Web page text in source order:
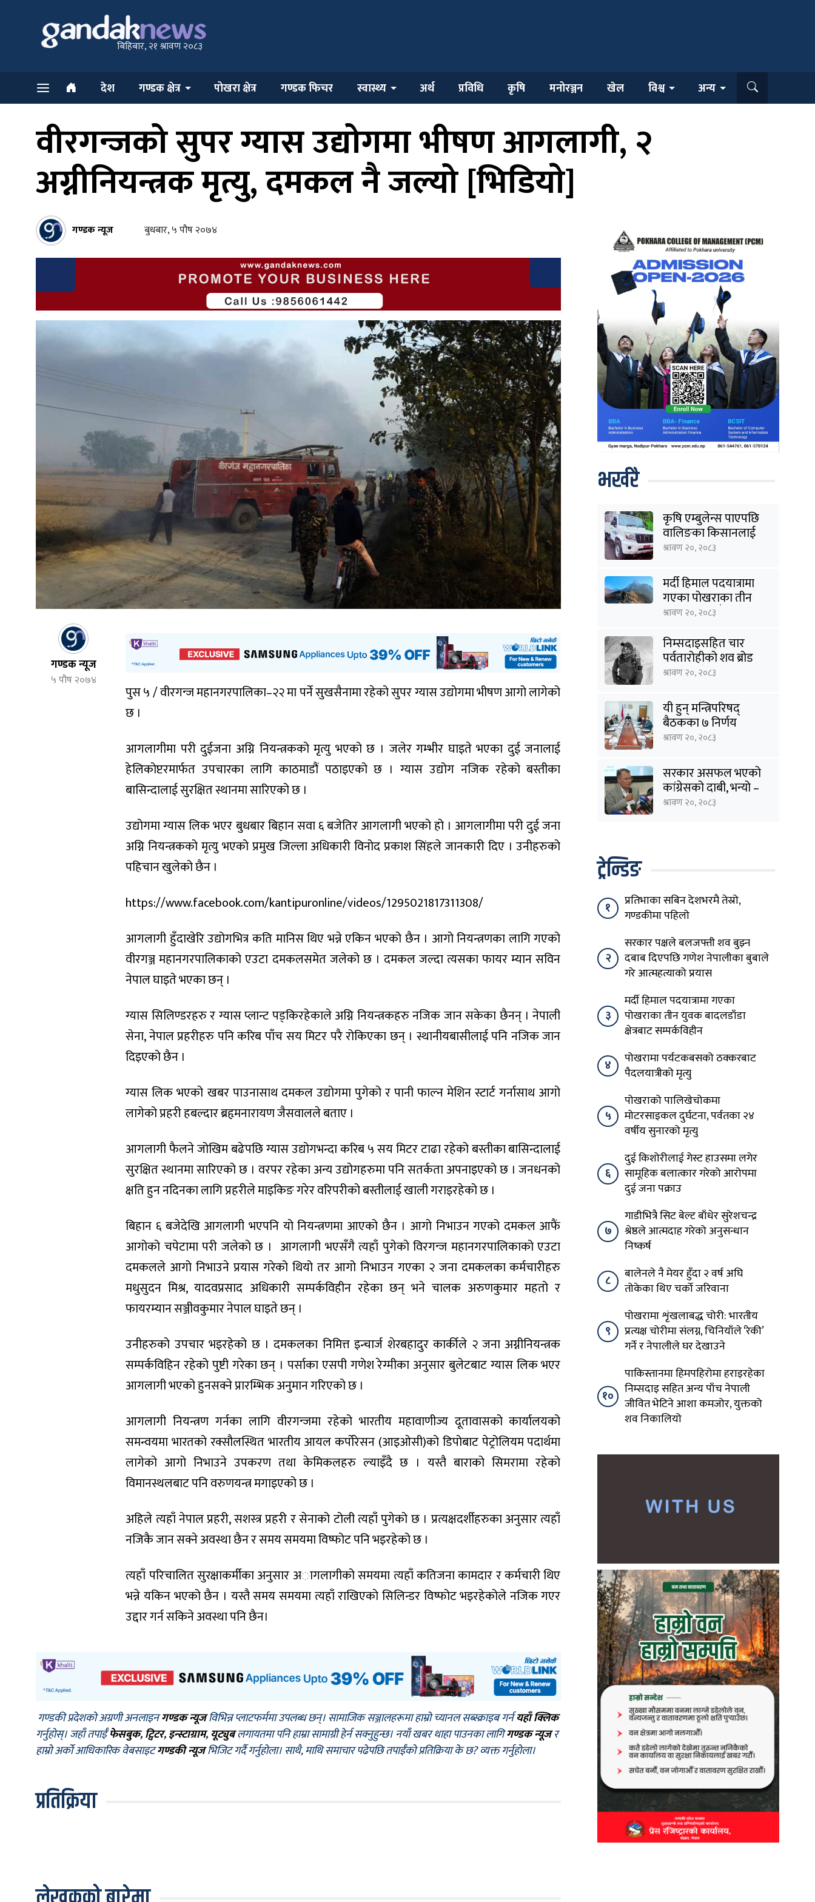
बिहिबार, २१ श्रावण २०८३
देश गण्डक क्षेत्र पोखरा क्षेत्र गण्डक फिचर स्वास्थ्य अर्थ प्रविधि कृषि मनोरञ्जन खेल विश्व अन्य
वीरगन्जको सुपर ग्यास उद्योगमा भीषण आगलागी, २
अग्नीनियन्त्रक मृत्यु, दमकल नै जल्यो [भिडियाे]
गण्डक न्यूज बुधबार, ५ पौष २०७४
गण्डक न्यूज
५ पौष २०७४
पुस ५ / वीरगन्ज महानगरपालिका–२२ मा पर्ने सुखसैनामा रहेको सुपर ग्यास उद्योगमा भीषण आगो लागेको
छ ।
आगलागीमा परी दुईजना अग्नि नियन्त्रकको मृत्यु भएको छ । जलेर गम्भीर घाइते भएका दुई जनालाई
हेलिकोप्टरमार्फत उपचारका लागि काठमाडौं पठाइएको छ । ग्यास उद्योग नजिक रहेको बस्तीका
बासिन्दालाई सुरक्षित स्थानमा सारिएको छ ।
उद्योगमा ग्यास लिक भएर बुधबार बिहान सवा ६ बजेतिर आगलागी भएको हो । आगलागीमा परी दुई जना
अग्नि नियन्त्रकको मृत्यु भएको प्रमुख जिल्ला अधिकारी विनोद प्रकाश सिंहले जानकारी दिए । उनीहरुको
पहिचान खुलेको छैन ।
https://www.facebook.com/kantipuronline/videos/1295021817311308/
आगलागी हुँदाखेरि उद्योगभित्र कति मानिस थिए भन्ने एकिन भएको छैन । आगो नियन्त्रणका लागि गएको
वीरगञ्ज महानगरपालिकाको एउटा दमकलसमेत जलेको छ । दमकल जल्दा त्यसका फायर म्यान सविन
नेपाल घाइते भएका छन् ।
ग्यास सिलिण्डरहरु र ग्यास प्लान्ट पड्किरहेकाले अग्नि नियन्त्रकहरु नजिक जान सकेका छैनन् । नेपाली
सेना, नेपाल प्रहरीहरु पनि करिब पाँच सय मिटर परै रोकिएका छन् । स्थानीयबासीलाई पनि नजिक जान
दिइएको छैन ।
ग्यास लिक भएको खबर पाउनासाथ दमकल उद्योगमा पुगेको र पानी फाल्न मेशिन स्टार्ट गर्नासाथ आगो
लागेको प्रहरी हबल्दार ब्रहृमनारायण जैसवालले बताए ।
आगलागी फैलने जोखिम बढेपछि ग्यास उद्योगभन्दा करिब ५ सय मिटर टाढा रहेको बस्तीका बासिन्दालाई
सुरक्षित स्थानमा सारिएको छ । वरपर रहेका अन्य उद्योगहरुमा पनि सतर्कता अपनाइएको छ । जनधनको
क्षति हुन नदिनका लागि प्रहरीले माइकिङ गरेर वरिपरीको बस्तीलाई खाली गराइरहेको छ ।
बिहान ६ बजेदेखि आगलागी भएपनि यो नियन्त्रणमा आएको छैन । आगो निभाउन गएको दमकल आफैं
आगोको चपेटामा परी जलेको छ । आगलागी भएसँगै त्यहाँ पुगेको विरगन्ज महानगरपालिकाको एउटा
दमकलले आगो निभाउने प्रयास गरेको थियो तर आगो निभाउन गएका २ जना दमकलका कर्मचारीहरु
मधुसुदन मिश्र, यादवप्रसाद अधिकारी सम्पर्कविहीन रहेका छन् भने चालक अरुणकुमार महतो र
फायरम्यान सञ्जीवकुमार नेपाल घाइते छन् ।
उनीहरुको उपचार भइरहेको छ । दमकलका निमित्त इन्चार्ज शेरबहादुर कार्कीले २ जना अग्नीनियन्त्रक
सम्पर्कविहिन रहेको पुष्टी गरेका छन् । पर्साका एसपी गणेश रेग्मीका अनुसार बुलेटबाट ग्यास लिक भएर
आगलागी भएको हुनसक्ने प्रारम्भिक अनुमान गरिएको छ ।
आगलागी नियन्त्रण गर्नका लागि वीरगन्जमा रहेको भारतीय महावाणीज्य दूतावासको कार्यालयको
समन्वयमा भारतको रक्सौलस्थित भारतीय आयल कर्पोरेसन (आइओसी)को डिपोबाट पेट्रोलियम पदार्थमा
लागेको आगो निभाउने उपकरण तथा केमिकलहरु ल्याइँदै छ । यस्तै बाराको सिमरामा रहेको
विमानस्थलबाट पनि वरुणयन्त्र मगाइएको छ ।
अहिले त्यहाँ नेपाल प्रहरी, सशस्त्र प्रहरी र सेनाको टोली त्यहाँ पुगेको छ । प्रत्यक्षदर्शीहरुका अनुसार त्यहाँ
नजिकै जान सक्ने अवस्था छैन र समय समयमा विष्फोट पनि भइरहेको छ ।
त्यहाँ परिचालित सुरक्षाकर्मीका अनुसार अागलागीको समयमा त्यहाँ कतिजना कामदार र कर्मचारी थिए
भन्ने यकिन भएको छैन । यस्तै समय समयमा त्यहाँ राखिएकाे सिलिन्डर विष्फोट भइरहेकोले नजिक गएर
उद्दार गर्न सकिने अवस्था पनि छैन।
गण्डकी प्रदेशको अग्रणी अनलाइनगण्डक न्यूजविभिन्न प्लाटफर्ममा उपलब्ध छन्। सामाजिक सञ्जालहरूमा हाम्रो च्यानल सब्स्क्राइब गर्नयहाँ क्लिक
गर्नुहोस्। जहाँ तपाईँफेसबुक,ट्विटर,इन्स्टाग्राम, यूट्युबलगायतमा पनि हाम्रा सामाग्री हेर्न सक्नुहुन्छ। नयाँ खबर थाहा पाउनका लागिगण्डक न्यूजर
हाम्रो अर्को आधिकारिक वेबसाइटगण्डकी न्यूजभिजिट गर्दै गर्नुहोला। साथै, माथि समाचार पढेपछि तपाईँको प्रतिक्रिया के छ? व्यक्त गर्नुहोला।
प्रतिक्रिया
भर्खरै
कृषि एम्बुलेन्स पाएपछि
वालिङका किसानलाई
राहत
श्रावण २०, २०८३
मर्दी हिमाल पदयात्रामा
गएका पोखराका तीन
युवक बादलडाँडा क्षेत्रबाट
श्रावण २०, २०८३
निम्सदाइसहित चार
पर्वतारोहीको शव ब्रोड
पिकबाट बेस क्याम्पमा
श्रावण २०, २०८३
यी हुन् मन्त्रिपरिषद्
बैठकका ७ निर्णय
श्रावण २०, २०८३
सरकार असफल भएको
कांग्रेसको दाबी, भन्यो –
‘जनविश्वासको संकटमा
श्रावण २०, २०८३
ट्रेन्डिङ
१
प्रतिभाका सबिन देशभरमै तेस्रो,
गण्डकीमा पहिलो
२
सरकार पक्षले बलजफ्ती शव बुझ्न
दबाब दिएपछि गणेश नेपालीका बुबाले
गरे आत्महत्याको प्रयास
३
मर्दी हिमाल पदयात्रामा गएका
पोखराका तीन युवक बादलडाँडा
क्षेत्रबाट सम्पर्कविहीन
४
पोखरामा पर्यटकबसको ठक्करबाट
पैदलयात्रीको मृत्यु
५
पोखराको पालिखेचोकमा
मोटरसाइकल दुर्घटना, पर्वतका २४
वर्षीय सुनारको मृत्यु
६
दुई किशोरीलाई गेस्ट हाउसमा लगेर
सामूहिक बलात्कार गरेको आरोपमा
दुई जना पक्राउ
७
गाडीभित्रै सिट बेल्ट बाँधेर सुरेशचन्द्र
श्रेष्ठले आत्मदाह गरेको अनुसन्धान
निष्कर्ष
८
बालेनले नै मेयर हुँदा २ वर्ष अघि
तोकेका थिए चर्को जरिवाना
९
पोखरामा शृंखलाबद्ध चोरी: भारतीय
प्रत्यक्ष चोरीमा संलग्न, चिनियाँले ‘रेकी’
गर्ने र नेपालीले घर देखाउने
१०
पाकिस्तानमा हिमपहिरोमा हराइरहेका
निम्सदाइ सहित अन्य पाँच नेपाली
जीवित भेटिने आशा कमजोर, युक्तको
शव निकालियो